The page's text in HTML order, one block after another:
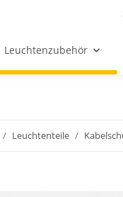
Leuchtenzubehör
Leuchtenteile